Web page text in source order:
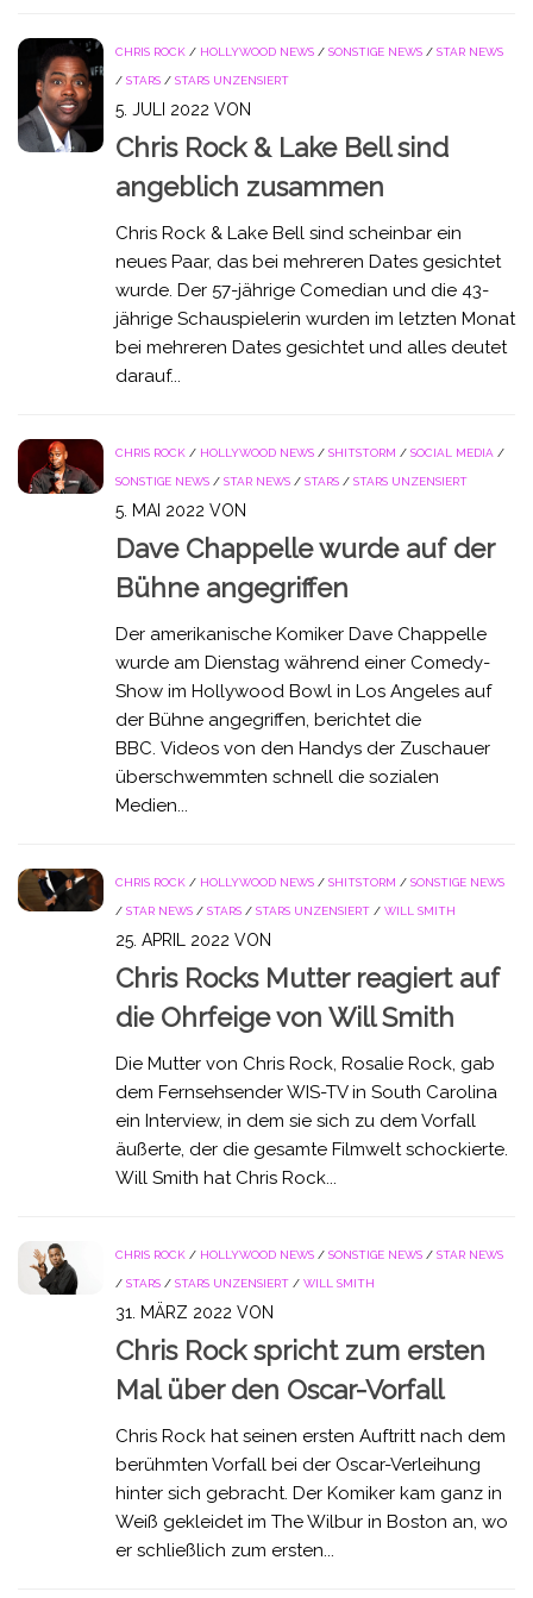
CHRIS ROCK / HOLLYWOOD NEWS / SONSTIGE NEWS / STAR NEWS
/ STARS / STARS UNZENSIERT
5. JULI 2022 VON
Chris Rock & Lake Bell sind
angeblich zusammen
Chris Rock & Lake Bell sind scheinbar ein
neues Paar, das bei mehreren Dates gesichtet
wurde. Der 57-jährige Comedian und die 43-
jährige Schauspielerin wurden im letzten Monat
bei mehreren Dates gesichtet und alles deutet
darauf...
CHRIS ROCK / HOLLYWOOD NEWS / SHITSTORM / SOCIAL MEDIA /
SONSTIGE NEWS / STAR NEWS / STARS / STARS UNZENSIERT
5. MAI 2022 VON
Dave Chappelle wurde auf der
Bühne angegriffen
Der amerikanische Komiker Dave Chappelle
wurde am Dienstag während einer Comedy-
Show im Hollywood Bowl in Los Angeles auf
der Bühne angegriffen, berichtet die
BBC. Videos von den Handys der Zuschauer
überschwemmten schnell die sozialen
Medien...
CHRIS ROCK / HOLLYWOOD NEWS / SHITSTORM / SONSTIGE NEWS
/ STAR NEWS / STARS / STARS UNZENSIERT / WILL SMITH
25. APRIL 2022 VON
Chris Rocks Mutter reagiert auf
die Ohrfeige von Will Smith
Die Mutter von Chris Rock, Rosalie Rock, gab
dem Fernsehsender WIS-TV in South Carolina
ein Interview, in dem sie sich zu dem Vorfall
äußerte, der die gesamte Filmwelt schockierte.
Will Smith hat Chris Rock...
CHRIS ROCK / HOLLYWOOD NEWS / SONSTIGE NEWS / STAR NEWS
/ STARS / STARS UNZENSIERT / WILL SMITH
31. MÄRZ 2022 VON
Chris Rock spricht zum ersten
Mal über den Oscar-Vorfall
Chris Rock hat seinen ersten Auftritt nach dem
berühmten Vorfall bei der Oscar-Verleihung
hinter sich gebracht. Der Komiker kam ganz in
Weiß gekleidet im The Wilbur in Boston an, wo
er schließlich zum ersten...